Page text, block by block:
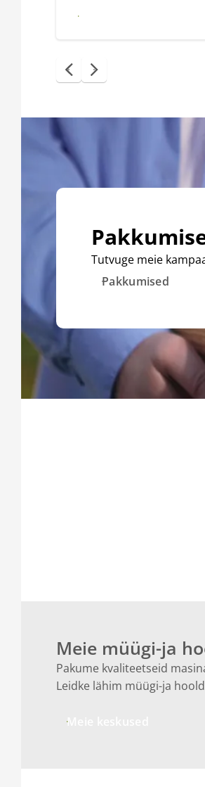
Loe edasi
Tutvuge meie
Pakkumised
Meie müügi-ja
Pakume kvaliteetseid
Leidke lähim müügi-ja
Meie keskused